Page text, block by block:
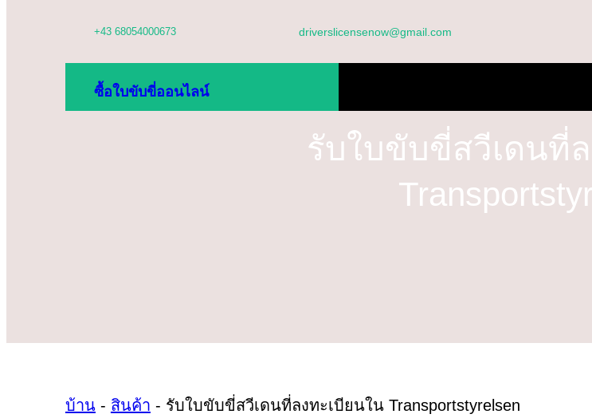
+43 68054000673 driverslicensenow@gmail.com
ซื้อใบขับขี่ออนไลน์
รับใบขับขี่สวีเดนที่
บ้าน- สินค้า - รับใบขับขี่สวีเดนที่ลงทะเบียนใน Transportstyrelsen